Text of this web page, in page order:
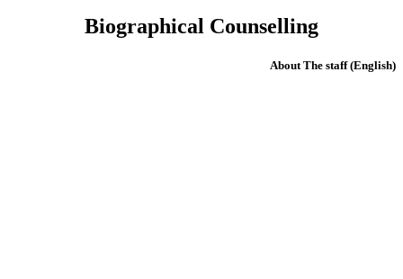
Biographical Counselling
(English) About The staff